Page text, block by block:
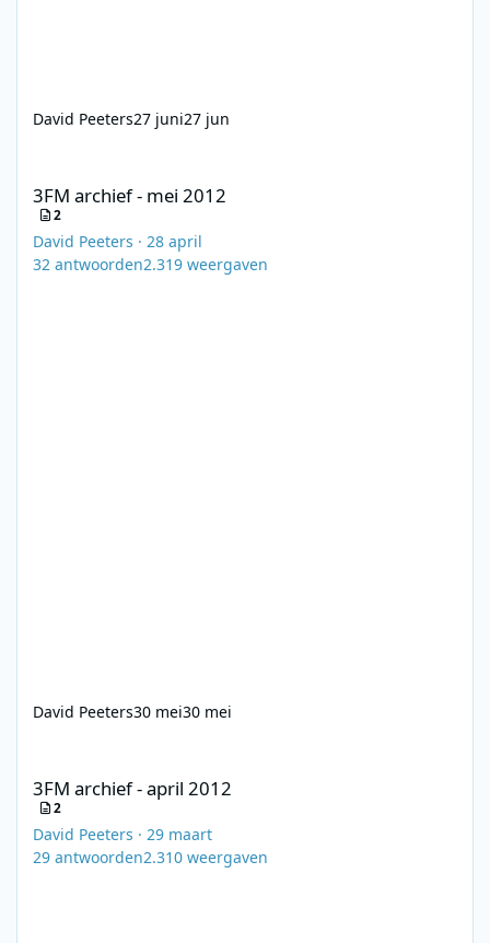
David Peeters27 juni27 jun
3FM archief - mei 2012
2
David Peeters · 28 april
32 antwoorden2.319 weergaven
David Peeters30 mei30 mei
3FM archief - april 2012
2
David Peeters · 29 maart
29 antwoorden2.310 weergaven